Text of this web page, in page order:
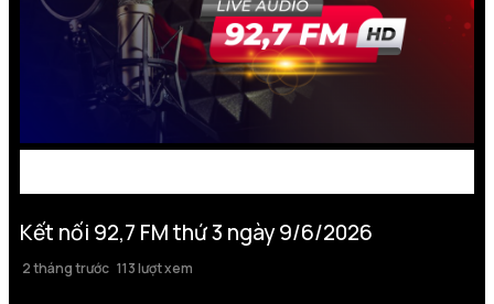
Kết nối 92,7 FM thứ 3 ngày 9/6/2026
2 tháng trước 113 lượt xem